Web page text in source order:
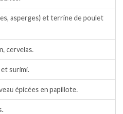
asperges) et terrine de poulet
cervelas.
surimi.
épicées en papillote.